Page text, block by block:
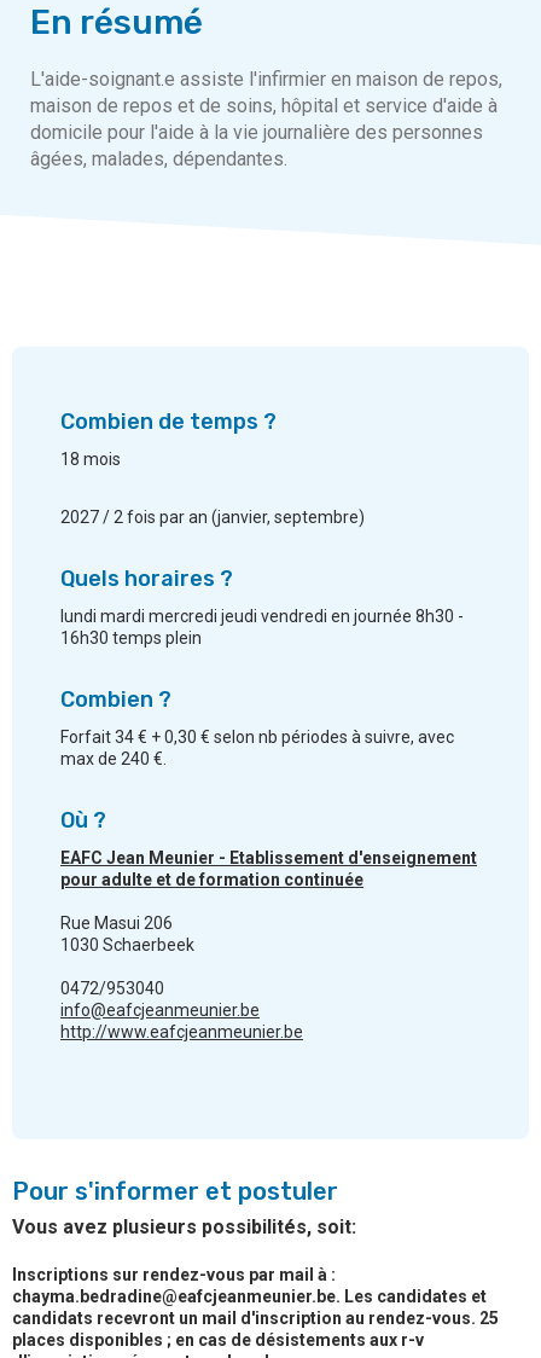
En résumé
L'aide-soignant.e assiste l'infirmier en maison de repos,
maison de repos et de soins, hôpital et service d'aide à
domicile pour l'aide à la vie journalière des personnes
âgées, malades, dépendantes.
Combien de temps ?
18 mois
2027 / 2 fois par an (janvier, septembre)
Quels horaires ?
lundi mardi mercredi jeudi vendredi en journée 8h30 -
16h30 temps plein
Combien ?
Forfait 34 € + 0,30 € selon nb périodes à suivre, avec
max de 240 €.
Où ?
EAFC Jean Meunier - Etablissement d'enseignement
pour adulte et de formation continuée
Rue Masui 206
1030 Schaerbeek
0472/953040
info@eafcjeanmeunier.be
http://www.eafcjeanmeunier.be
Pour s'informer et postuler
Vous avez plusieurs possibilités, soit:
Inscriptions sur rendez-vous par mail à :
chayma.bedradine@eafcjeanmeunier.be. Les candidates et
candidats recevront un mail d'inscription au rendez-vous. 25
places disponibles ; en cas de désistements aux r-v